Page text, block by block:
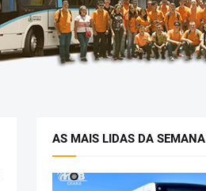
AS MAIS LIDAS DA SEMANA